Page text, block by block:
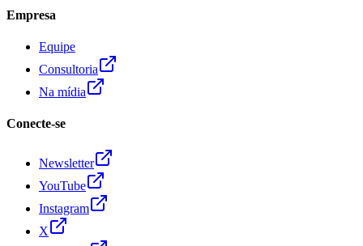
Empresa
Equipe
Consultoria
Na mídia
Conecte-se
Newsletter
YouTube
Instagram
X